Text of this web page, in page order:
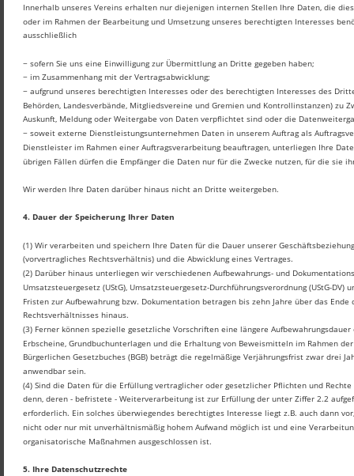
Innerhalb unseres Vereins erhalten nur diejenigen internen Stellen Ihre Daten, die
oder im Rahmen der Bearbeitung und Umsetzung unseres berechtigten Interesses
ausschließlich
− sofern Sie uns eine Einwilligung zur Übermittlung an Dritte gegeben haben;
− im Zusammenhang mit der Vertragsabwicklung;
− aufgrund unseres berechtigten Interesses oder des berechtigten Interesses des
Behörden, Landesverbände, Mitgliedsvereine und Gremien und Kontrollinstanzen) zu
Auskunft, Meldung oder Weitergabe von Daten verpflichtet sind oder die
− soweit externe Dienstleistungsunternehmen Daten in unserem Auftrag als
Dienstleister im Rahmen einer Auftragsverarbeitung beauftragen, unterliegen Ihre
übrigen Fällen dürfen die Empfänger die Daten nur für die Zwecke nutzen, für die sie
Wir werden Ihre Daten darüber hinaus nicht an Dritte weitergeben.
4. Dauer der Speicherung Ihrer Daten
(1) Wir verarbeiten und speichern Ihre Daten für die Dauer unserer
(vorvertragliches Rechtsverhältnis) und die Abwicklung eines Vertrages.
(2) Darüber hinaus unterliegen wir verschiedenen Aufbewahrungs- und
Umsatzsteuergesetz (UStG), Umsatzsteuergesetz-Durchführungsverordnung (UStG-
Fristen zur Aufbewahrung bzw. Dokumentation betragen bis zehn Jahre über das
Rechtsverhältnisses hinaus.
(3) Ferner können spezielle gesetzliche Vorschriften eine längere
Erbscheine, Grundbuchunterlagen und die Erhaltung von Beweismitteln im Rahmen
Bürgerlichen Gesetzbuches (BGB) beträgt die regelmäßige Verjährungsfrist zwar drei
anwendbar sein.
(4) Sind die Daten für die Erfüllung vertraglicher oder gesetzlicher Pflichten und
denn, deren - befristete - Weiterverarbeitung ist zur Erfüllung der unter Ziffer 2.2
erforderlich. Ein solches überwiegendes berechtigtes Interesse liegt z.B. auch dann
nicht oder nur mit unverhältnismäßig hohem Aufwand möglich ist und eine
organisatorische Maßnahmen ausgeschlossen ist.
5. Ihre Datenschutzrechte